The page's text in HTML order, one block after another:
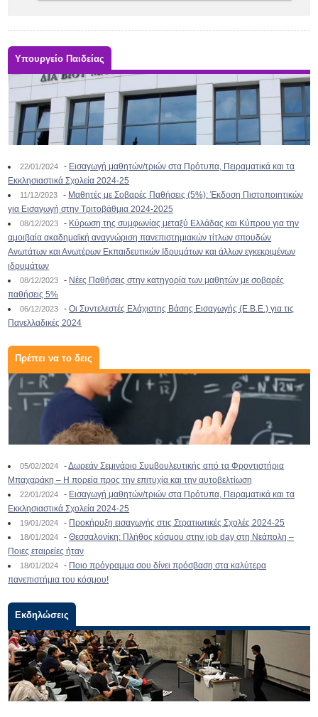
Υπουργείο Παιδείας
22/01/2024 - Εισαγωγή μαθητών/τριών στα Πρότυπα, Πειραματικά και τα
Εκκλησιαστικά Σχολεία 2024-25
11/12/2023 - Μαθητές με Σοβαρές Παθήσεις (5%): Έκδοση Πιστοποιητικών
για Εισαγωγή στην Τριτοβάθμια 2024-2025
08/12/2023 - Κύρωση της συμφωνίας μεταξύ Ελλάδας και Κύπρου για την
αμοιβαία ακαδημαϊκή αναγνώριση πανεπιστημιακών τίτλων σπουδών
Ανωτάτων και Ανωτέρων Εκπαιδευτικών Ιδρυμάτων και άλλων εγκεκριμένων
ιδρυμάτων
08/12/2023 - Νέες Παθήσεις στην κατηγορία των μαθητών με σοβαρές
παθήσεις 5%
06/12/2023 -Οι Συντελεστές Ελάχιστης Βάσης Εισαγωγής (Ε.Β.Ε.) για τις
Πανελλαδικές 2024
Πρέπει να το δεις
05/02/2024 -Δωρεάν Σεμινάριο Συμβουλευτικής από τα Φροντιστήρια
Μπαχαράκη – Η πορεία προς την επιτυχία και την αυτοβελτίωση
22/01/2024 - Εισαγωγή μαθητών/τριών στα Πρότυπα, Πειραματικά και τα
Εκκλησιαστικά Σχολεία 2024-25
19/01/2024 - Προκήρυξη εισαγωγής στις Στρατιωτικές Σχολές 2024-25
18/01/2024 -Θεσσαλονίκη: Πλήθος κόσμου στην job day στη Νεάπολη –
Ποιες εταιρείες ήταν
18/01/2024 - Ποιο πρόγραμμα σου δίνει πρόσβαση στα καλύτερα
πανεπιστήμια του κόσμου!
Εκδηλώσεις